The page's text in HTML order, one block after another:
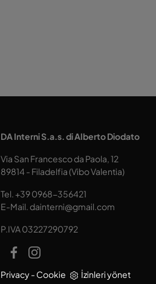
DA Interni S.a.s. di Alberto Diodato
Via San Francesco da Paola, 12
89814 - Filadelfia (Vibo Valentia)
Tel.+39 0968-356421
E-Mail. dainterni@gmail.com
P.IVA 03227290792
Privacy- Cookie İzinleri yönet